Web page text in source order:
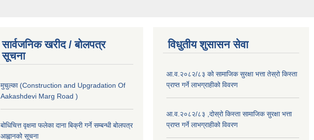
सार्वजनिक खरीद / बोलपत्र
सूचना
मुचुल्का (Construction and Upgradation Of
Aakashdevi Marg Road )
बोधिचित्त वृक्षमा फलेका दाना बिक्री गर्ने सम्बन्धी बोलपत्र
आह्वानको सूचना
विधुतीय शुसासन सेवा
आ.व.२०८२/८३ को सामाजिक सुरक्षा भत्ता तेस्रो किस्ता
प्राप्त गर्ने लाभग्राहीको विवरण
आ.व.२०८२/८३ ,दोस्रो किस्ता सामाजिक सुरक्षा भत्ता
प्राप्त गर्ने लाभग्राहीको विवरण